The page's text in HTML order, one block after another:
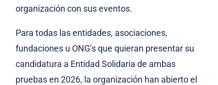
organización con sus eventos.
Para todas las entidades, asociaciones,
fundaciones u ONG’s que quieran presentar su
candidatura a Entidad Solidaria de ambas
pruebas en 2026, la organización han abierto el